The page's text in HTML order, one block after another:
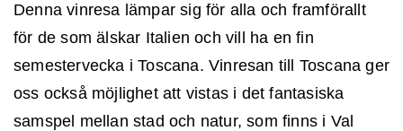
Denna vinresa lämpar sig för alla och framförallt
för de som älskar Italien och vill ha en fin
semestervecka i Toscana. Vinresan till Toscana ger
oss också möjlighet att vistas i det fantasiska
samspel mellan stad och natur, som finns i Val